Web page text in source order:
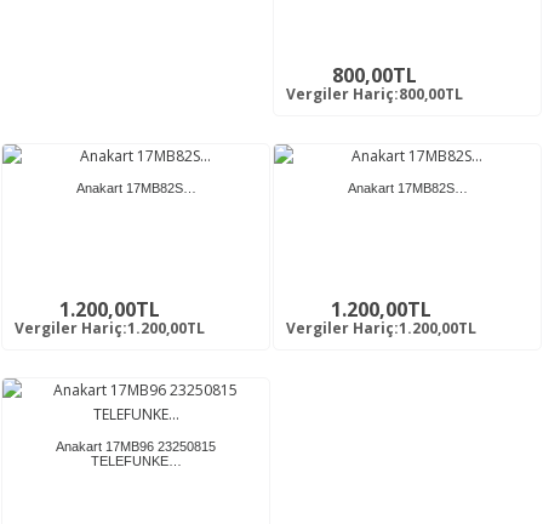
800,00TL
Vergiler Hariç:800,00TL
Anakart 17MB82S…
1.200,00TL
Vergiler Hariç:1.200,00TL
Anakart 17MB82S…
1.200,00TL
Vergiler Hariç:1.200,00TL
Anakart 17MB96 23250815
TELEFUNKE…